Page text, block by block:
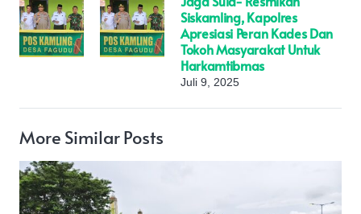
Siskamling, Kapolres
Apresiasi Peran Kades Dan
Tokoh Masyarakat Untuk
Harkamtibmas
Juli 9, 2025
More Similar Posts